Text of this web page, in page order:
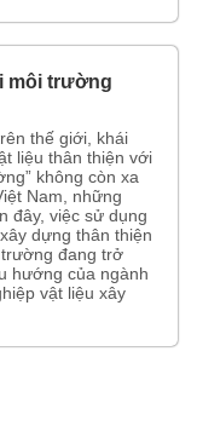
môi trường
thế giới, khái
liệu thân thiện với
không còn xa
Nam, những
đây, việc sử dụng
dựng thân thiện
đang trở
hướng của ngành
vật liệu xây